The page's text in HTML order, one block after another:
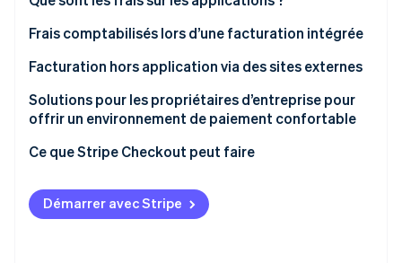
Stripe Sessions 2026
Regarder la vidéo
Frais comptabilisés lors d’une facturation intégrée
Frais sur les applications de l’App Store
Frais sur les applications de Google Play
Facturation hors application via des sites externes
La nouvelle loi sur les smartphones
Paiement pour des biens ou services physiques
fournis hors de l’application
Solutions pour les propriétaires d’entreprise pour
offrir un environnement de paiement confortable
Ce que Stripe Checkout peut faire
Démarrer avec Stripe